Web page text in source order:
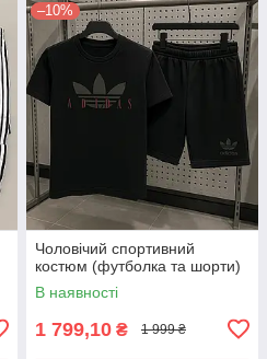
–10%
Чоловічий спортивний
костюм (футболка та шорти)
В наявності
1 799,10 ₴ 1 999 ₴